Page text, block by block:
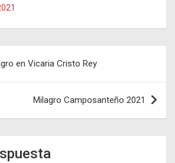
en Vicaria Cristo Rey
Milagro Camposanteño 2021